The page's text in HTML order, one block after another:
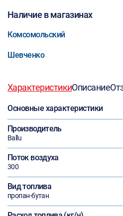
Наличие в магазинах
Комсомольский
Шевченко
ХарактеристикиОписание
Основные характеристики
Производитель
Ballu
Поток воздуха
300
Вид топлива
пропан-бутан